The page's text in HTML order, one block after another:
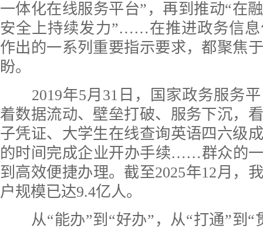
一体化在线服务平台”，再到推动“在
安全上持续发力”……在推进政务信息
作出的一系列重要指示要求，都聚焦
盼。
2019年5月31日，国家政务服务平
着数据流动、壁垒打破、服务下沉，
子凭证、大学生在线查询英语四六级
的时间完成企业开办手续……群众的
到高效便捷办理。截至2025年12月，
户规模已达9.4亿人。
从“能办”到“好办”，从“打通”到“